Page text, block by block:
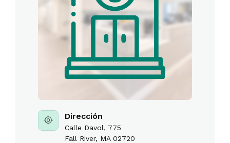
Dirección
Calle Davol, 775
Fall River, MA 02720